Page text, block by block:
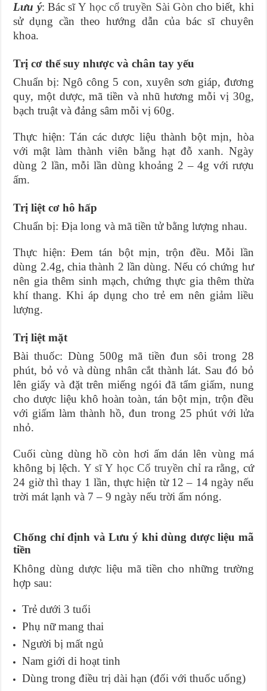
Lưu ý: Bác sĩY học cổ truyền Sài Gòn cho biết, khi
sử dụng cần theo hướng dẫn của bác sĩ chuyên
khoa.
Trị cơ thể suy nhược và chân tay yếu
Chuẩn bị: Ngô công 5 con, xuyên sơn giáp, đương
quy, một dược, mã tiền và nhũ hương mỗi vị 30g,
bạch truật và đảng sâm mỗi vị 60g.
Thực hiện: Tán các dược liệu thành bột mịn, hòa
với mật làm thành viên bằng hạt đỗ xanh. Ngày
dùng 2 lần, mỗi lần dùng khoảng 2 – 4g với rượu
ấm.
Trị liệt cơ hô hấp
Chuẩn bị: Địa long và mã tiền tử bằng lượng nhau.
Thực hiện: Đem tán bột mịn, trộn đều. Mỗi lần
dùng 2.4g, chia thành 2 lần dùng. Nếu có chứng hư
nên gia thêm sinh mạch, chứng thực gia thêm thừa
khí thang. Khi áp dụng cho trẻ em nên giảm liều
lượng.
Trị liệt mặt
Bài thuốc: Dùng 500g mã tiền đun sôi trong 28
phút, bỏ vỏ và dùng nhân cắt thành lát. Sau đó bỏ
lên giấy và đặt trên miếng ngói đã tẩm giấm, nung
cho dược liệu khô hoàn toàn, tán bột mịn, trộn đều
với giấm làm thành hồ, đun trong 25 phút với lửa
nhỏ.
Cuối cùng dùng hồ còn hơi ấm dán lên vùng má
không bị lệch.Y sĩ Y học Cổ truyền chỉ ra rằng, cứ
24 giờ thì thay 1 lần, thực hiện từ 12 – 14 ngày nếu
trời mát lạnh và 7 – 9 ngày nếu trời ấm nóng.
Chống chỉ định và Lưu ý khi dùng dược liệu mã
tiền
Không dùng dược liệu mã tiền cho những trường
hợp sau:
Trẻ dưới 3 tuổi
Phụ nữ mang thai
Người bị mất ngủ
Nam giới di hoạt tinh
Dùng trong điều trị dài hạn (đối với thuốc uống)